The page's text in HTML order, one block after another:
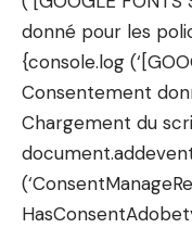
donné pour les
{console.log
Consentement
Chargement du